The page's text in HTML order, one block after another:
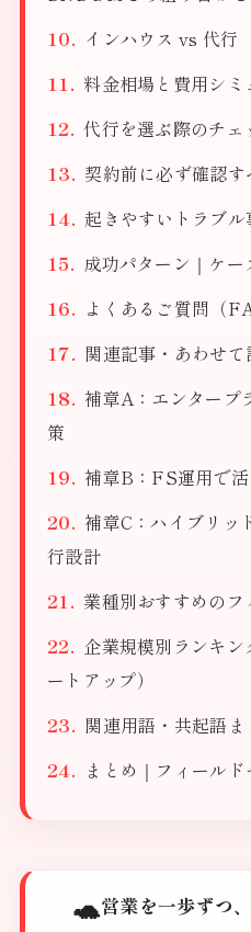
インハウス vs 代行
料金相場と費用シミ
代行を選ぶ際のチェ
契約前に必ず確認
起きやすいトラブ
成功パターン｜ケー
よくあるご質問（
関連記事・あわせて
補章A：エンタープ
策
補章B：FS運用で
補章C：ハイブリッ
行設計
業種別おすすめの
企業規模別ランキ
ートアップ）
関連用語・共起語ま
まとめ｜フィール
🐢営業を一歩ずつ